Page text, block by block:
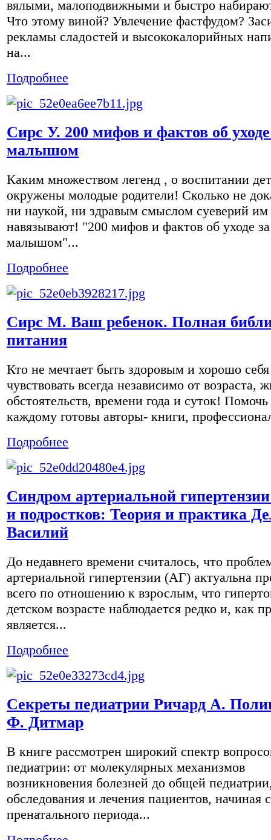
вялыми, малоподвижными и быстро
Что этому виной? Увлечение фастфудом?
рекламы сладостей и высококалорийных
на...
Подробнее
Сирс У. 200 мифов и фактов об уходе
малышом
Каким множеством легенд , о воспитании
окружены молодые родители! Сколько не
ни наукой, ни здравым смыслом суеверий им
навязывают! "200 мифов и фактов об уходе за
малышом"...
Подробнее
Сирс М. Ваш ребенок. Полная
питания
Кто не мечтает быть здоровым и хорошо себя
чувствовать всегда независимо от возраста,
обстоятельств, времени года и суток!
каждому готовы авторы- книги,
Подробнее
Синдром артериальной
и подростков: Теория и практика
Василий
До недавнего времени считалось, что
артериальной гипертензии (АГ) актуальна
всего по отношению к взрослым, что
детском возрасте наблюдается редко и, как
является...
Подробнее
Секреты педиатрии Ричард А.
Ф. Дитмар
В книге рассмотрен широкий спектр
педиатрии: от молекулярных механизмов
возникновения болезней до общей
обследования и лечения пациентов, начиная с
пренатального периода...